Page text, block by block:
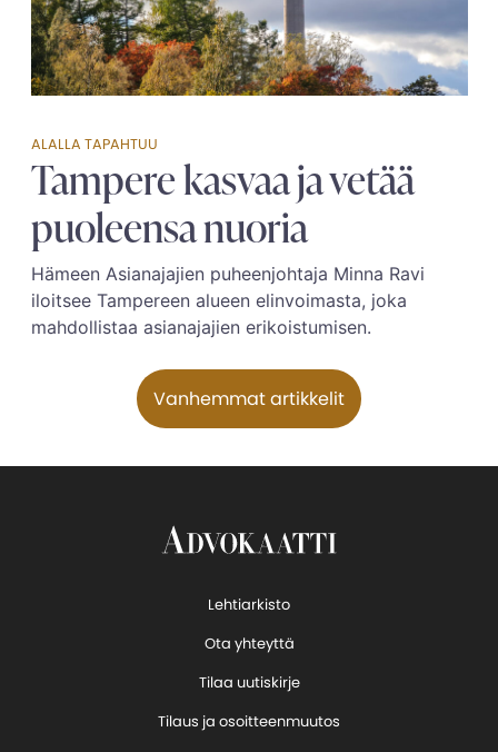
ALALLA TAPAHTUU
Tampere kasvaa ja vetää
puoleensa nuoria
Hämeen Asianajajien puheenjohtaja Minna Ravi
iloitsee Tampereen alueen elinvoimasta, joka
mahdollistaa asianajajien erikoistumisen.
Artikkelien selausVanhemmat artikkelit
Lehtiarkisto
Ota yhteyttä
Tilaa uutiskirje
Tilaus ja osoitteenmuutos